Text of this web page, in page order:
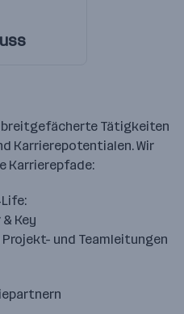
Tätigkeiten
Karrierepotentialen. Wir
Karrierepfade:
Key
Projekt- und Teamleitungen